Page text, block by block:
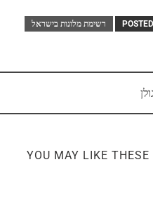
רשימת מלונות בישראל
YOU MAY LIKE THESE